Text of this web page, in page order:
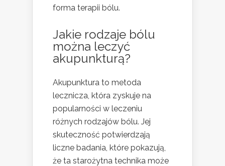
forma terapii bólu.
Jakie rodzaje bólu
można leczyć
akupunkturą?
Akupunktura to metoda
lecznicza, która zyskuje na
popularności w leczeniu
różnych rodzajów bólu. Jej
skuteczność potwierdzają
liczne badania, które pokazują,
że ta starożytna technika może